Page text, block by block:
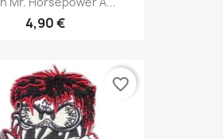
4,90 €
favorite_border